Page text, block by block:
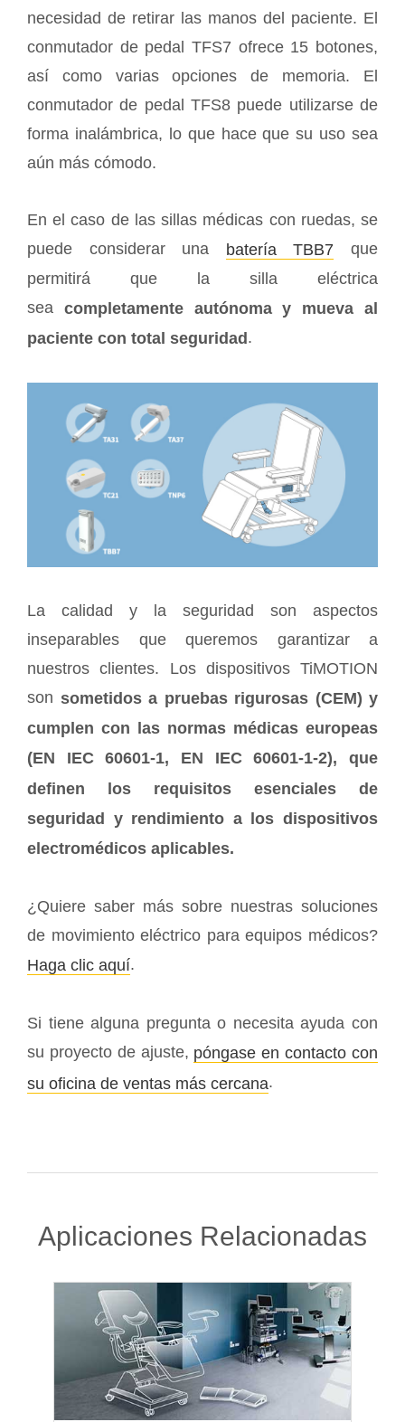
necesidad de retirar las manos del paciente. El
conmutador de pedal TFS7 ofrece 15 botones,
así como varias opciones de memoria. El
conmutador de pedal TFS8 puede utilizarse de
forma inalámbrica, lo que hace que su uso sea
aún más cómodo.
En el caso de las sillas médicas con ruedas, se
puede considerar una
batería TBB7 que
permitirá que la silla eléctrica
sea completamente autónoma y mueva al
paciente con total seguridad .
La calidad y la seguridad son aspectos
inseparables que queremos garantizar a
nuestros clientes. Los dispositivos TiMOTION
son sometidos a pruebas rigurosas (CEM) y
cumplen con las normas médicas europeas
(EN IEC 60601-1, EN IEC 60601-1-2), que
definen los requisitos esenciales de
seguridad y rendimiento a los dispositivos
electromédicos aplicables.
¿Quiere saber más sobre nuestras soluciones
de movimiento eléctrico para equipos médicos?
Haga clic aquí.
Si tiene alguna pregunta o necesita ayuda con
su proyecto de ajuste, póngase en contacto con
su oficina de ventas más cercana.
Aplicaciones Relacionadas